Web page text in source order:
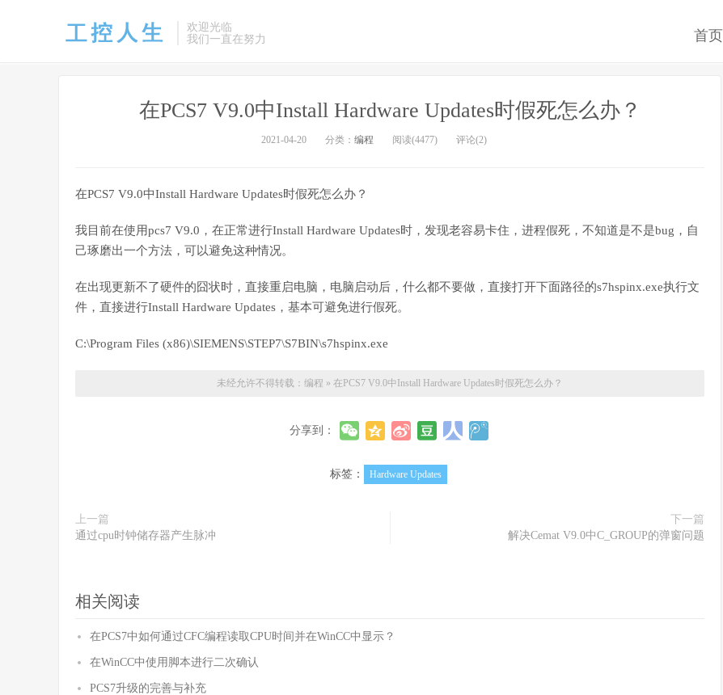
欢迎光临
我们一直在努力
首页
在PCS7 V9.0中Install Hardware Updates时假死怎么办？
2021-04-20 分类： 编程 阅读(4477) 评论(2)
在PCS7 V9.0中Install Hardware Updates时假死怎么办？
我目前在使用pcs7 V9.0，在正常进行Install Hardware Updates时，发现老容易卡住，进程假死，不知道是不是bug，自
己琢磨出一个方法，可以避免这种情况。
在出现更新不了硬件的囧状时，直接重启电脑，电脑启动后，什么都不要做，直接打开下面路径的s7hspinx.exe执行文
件，直接进行Install Hardware Updates，基本可避免进行假死。
C:\Program Files (x86)\SIEMENS\STEP7\S7BIN\s7hspinx.exe
未经允许不得转载： 编程 » 在PCS7 V9.0中Install Hardware Updates时假死怎么办？
分享到：
标签： Hardware Updates
上一篇
通过cpu时钟储存器产生脉冲
下一篇
解决Cemat V9.0中C_GROUP的弹窗问题
相关阅读
在PCS7中如何通过CFC编程读取CPU时间并在WinCC中显示？
在WinCC中使用脚本进行二次确认
PCS7升级的完善与补充